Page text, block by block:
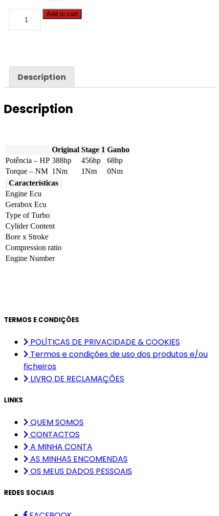
Steiger
Tier
Add to cart
Description
Description
Original Stage 1 Ganho
Potência – HP 388hp 456hp
68hp
Torque – NM 1Nm 1Nm
0Nm
Características
Engine Ecu
Gerabox Ecu
Type of Turbo
Cylider Content
Bore x Stroke
Compression ratio
Engine Number
TERMOS E CONDIÇÕES
POLÍTICAS DE PRIVACIDADE & COOKIES
Termos e condições de uso dos produtos e/ou
ficheiros
LIVRO DE RECLAMAÇÕES
LINKS
QUEM SOMOS
CONTACTOS
A MINHA CONTA
AS MINHAS ENCOMENDAS
OS MEUS DADOS PESSOAIS
REDES SOCIAIS